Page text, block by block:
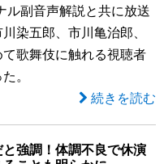
ル副音声解説と共に放送
染五郎、市川亀治郎、
歌舞伎に触れる視聴者
。
続きを読む
強調！体調不良で休演